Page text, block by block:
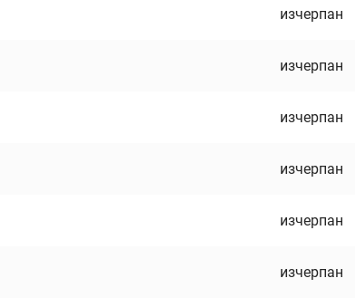
изчерпан
изчерпан
изчерпан
изчерпан
изчерпан
изчерпан